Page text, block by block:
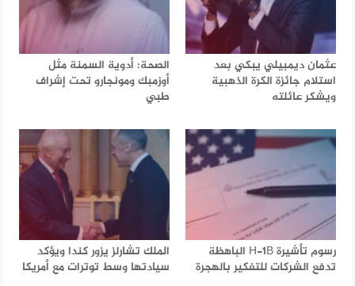
عثمان ديمبيلي يبكي بعد
استلام جائزة الكرة الذهبية
ويشكر عائلته
الصحة: أدوية السمنة مثل
أوزمبك ومونجارو تحت إشراف
طبي
رسوم تأشيرة H-1B الباهظة
تدفع الشركات للتفكير بالهجرة
الملك تشارلز يزور كندا ويؤكد
سيادتها وسط توترات مع أمريكا